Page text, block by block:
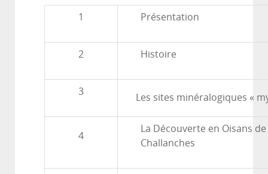
1 Présentation
2 Histoire
3
Les sites minéralogiques «
4
La Découverte en Oisans
Challanches